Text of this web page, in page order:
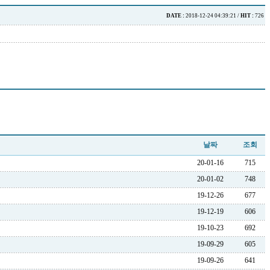
DATE : 2018-12-24 04:39:21 / HIT : 726
날짜 조회
20-01-16
715
20-01-02
748
19-12-26
677
19-12-19
606
19-10-23
692
19-09-29
605
19-09-26
641